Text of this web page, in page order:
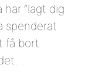
”lagt dig
spenderat
få bort